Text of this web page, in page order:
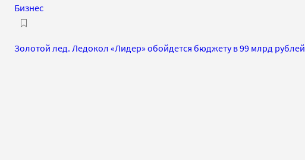
Бизнес
Золотой лед. Ледокол «Лидер» обойдется бюджету в 99 млрд рублей